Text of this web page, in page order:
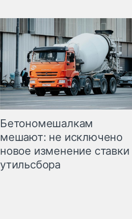
Бетономешалкам
мешают: не исключено
новое изменение ставки
утильсбора